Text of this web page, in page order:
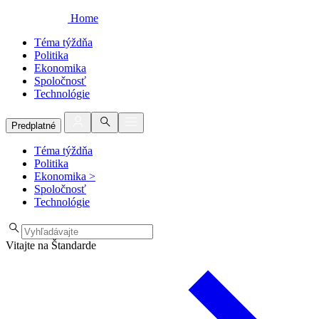
Home
Téma týždňa
Politika
Ekonomika
Spoločnosť
Technológie
Predplatné
Téma týždňa
Politika
Ekonomika >
Spoločnosť
Technológie
Vitajte na Štandarde